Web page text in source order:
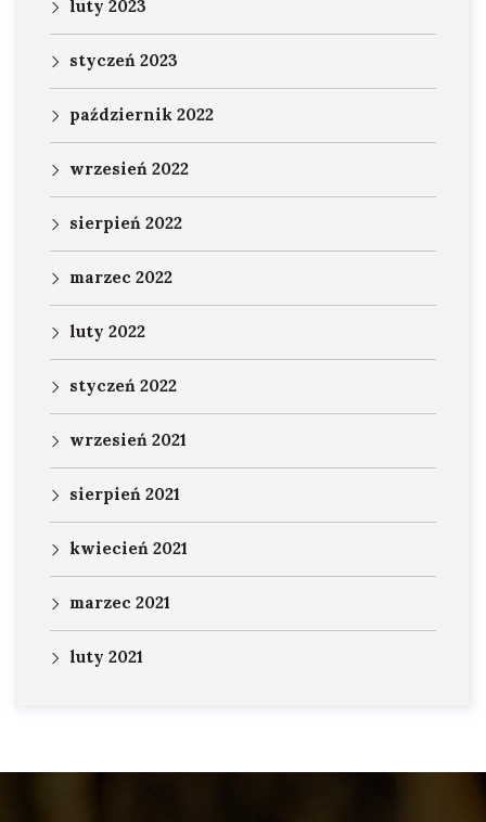
luty 2023
styczeń 2023
październik 2022
wrzesień 2022
sierpień 2022
marzec 2022
luty 2022
styczeń 2022
wrzesień 2021
sierpień 2021
kwiecień 2021
marzec 2021
luty 2021